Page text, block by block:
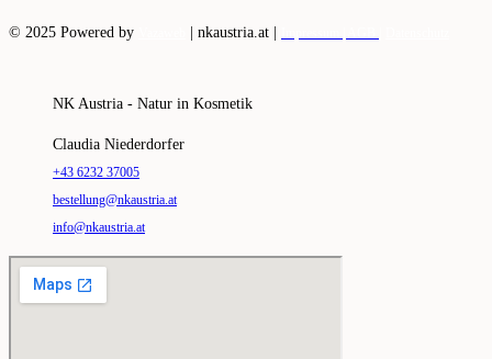
© 2025 Powered by nkaustria.at |
NK Austria - Natur in Kosmetik
Claudia Niederdorfer
+43 6232 37005
bestellung@nkaustria.at
info@nkaustria.at